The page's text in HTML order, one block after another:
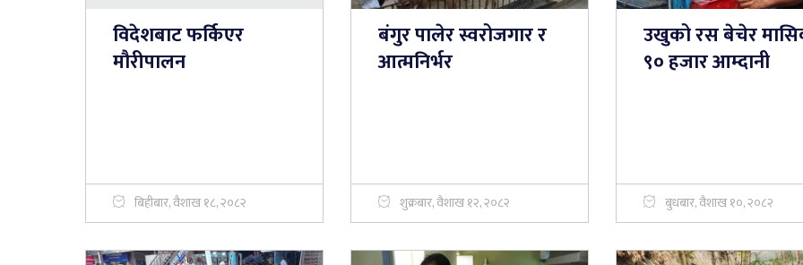
विदेशबाट फर्किएर
मौरीपालन
बिहीबार, वैशाख १८, २०८२
बंगुर पालेर स्वरोजगार र
आत्मनिर्भर
शुक्रबार, वैशाख १२, २०८२
उखुको रस बेचेर
९० हजार आम्दानी
बुधबार, वैशाख १०, २०८२